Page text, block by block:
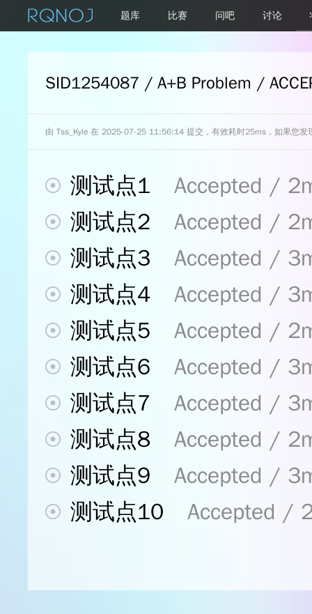
题库 比赛 问吧 讨论
SID1254087 / A+B Problem /
由 Tss_Kyle 在 2025-07-25 11:56:14 提交，有效耗时25ms，如果您发
测试点1
Accepted /
测试点2
Accepted /
测试点3
Accepted /
测试点4
Accepted /
测试点5
Accepted /
测试点6
Accepted /
测试点7
Accepted /
测试点8
Accepted /
测试点9
Accepted /
测试点10
Accepted /